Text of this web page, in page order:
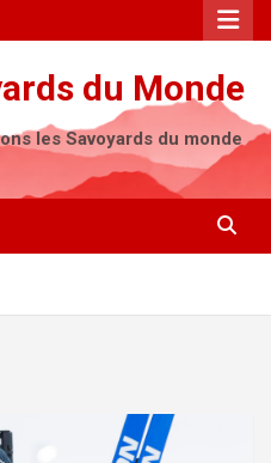
du Monde
les Savoyards du monde